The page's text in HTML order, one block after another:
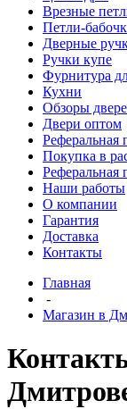
Врезные
Петли-
Дверные
Ручки купе
Фурнитура
Кухни
Обзоры
Двери оптом
Реферальная
Покупка в
Реферальная
Наши работы
О компании
Гарантия
Доставка
Контакты
Главная
-
Магазин в